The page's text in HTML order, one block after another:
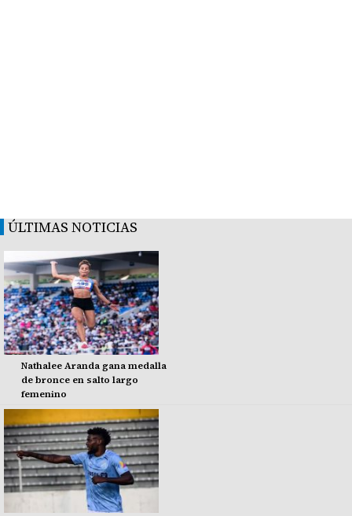
ÚLTIMAS NOTICIAS
Nathalee Aranda gana medalla
de bronce en salto largo
femenino